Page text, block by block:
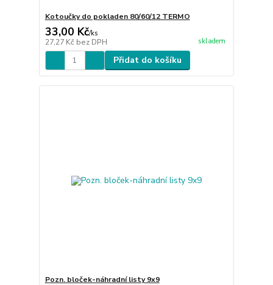
Kotoučky do pokladen 80/60/12 TERMO
33,00 Kč/ks
27,27 Kč bez DPH skladem
Přidat do košíku
Pozn. bloček-náhradní listy 9x9